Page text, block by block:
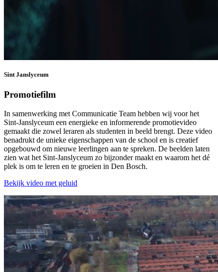
Sint Janslyceum
Promotiefilm
In samenwerking met Communicatie Team hebben wij voor het
Sint-Janslyceum een energieke en informerende promotievideo
gemaakt die zowel leraren als studenten in beeld brengt. Deze video
benadrukt de unieke eigenschappen van de school en is creatief
opgebouwd om nieuwe leerlingen aan te spreken. De beelden laten
zien wat het Sint-Janslyceum zo bijzonder maakt en waarom het dé
plek is om te leren en te groeien in Den Bosch.
Bekijk video met geluid